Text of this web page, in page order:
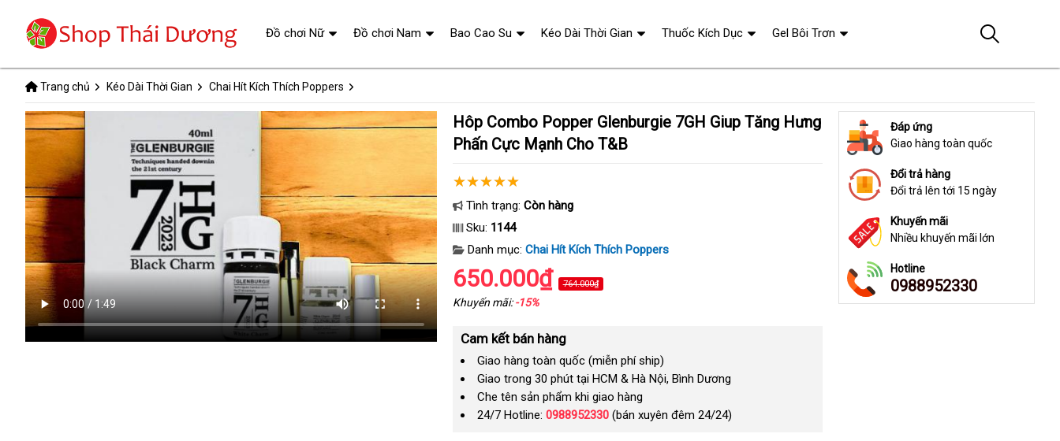
Trang chủ Kéo Dài Thời Gian Chai Hít Kích Thích Poppers
Hôp Combo Popper Glenburgie 7GH Giup Tăng Hưng
Phấn Cực Mạnh Cho T&B
Tình trạng: Còn hàng
Sku: 1144
Danh mục: Chai Hít Kích Thích Poppers
650.000₫ 764.000₫
Khuyến mãi:-15%
Cam kết bán hàng
Giao hàng toàn quốc (miễn phí ship)
Giao trong 30 phút tại HCM & Hà Nội, Bình Dương
Che tên sản phẩm khi giao hàng
24/7 Hotline: 0988952330(bán xuyên đêm 24/24)
Đáp ứng
Giao hàng toàn quốc
Đổi trả hàng
Đổi trả lên tới 15 ngày
Khuyến mãi
Nhiều khuyến mãi lớn
Hotline
0988952330
Đồ chơi Nữ Đồ chơi Nam Bao Cao Su Kéo Dài Thời Gian Thuốc Kích Dục Gel Bôi Trơn